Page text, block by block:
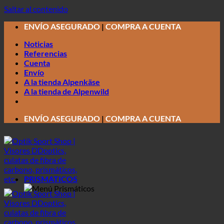
Saltar al contenido
ENVÍO ASEGURADO | COMPRA A CUENTA
Noticias
Referencias
Cuenta
Envío
A la tienda Alpenkäse
A la tienda de Alpenwild
ENVÍO ASEGURADO | COMPRA A CUENTA
PRISMATICOS